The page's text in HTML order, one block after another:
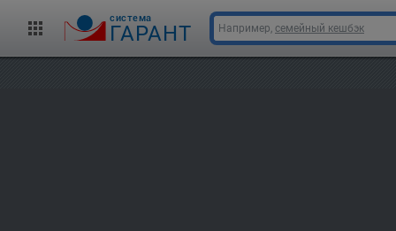
cистема
ГАРАНТ Например, семейный кешбэк